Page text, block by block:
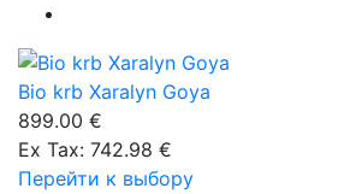
Bio krb Xaralyn Goya
899.00 €
Ex Tax: 742.98 €
Перейти к выбору